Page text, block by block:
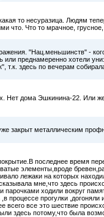
то несуразица. Людям
что. Что то мрачное, грусное,
"Нац.меньшинств" -
или преднамеренно хотели
т.к. здесь по вечерам
Нет дома Эшкинина-22. Или
закрыт металлическим
последнее время
элементы,вроде
лежаки на которых
мне,что здесь
парочками ходили вокруг
процессе прогулки
всего все это шествие
здесь потому,что была